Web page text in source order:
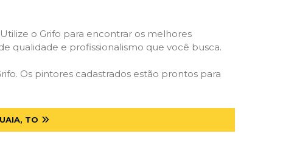
o Grifo para encontrar os melhores
qualidade e profissionalismo que você busca.
Os pintores cadastrados estão prontos para
TO